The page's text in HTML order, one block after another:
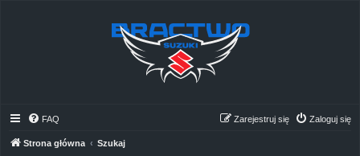
FAQ Zaloguj się
Zarejestruj się
Strona główna Szukaj